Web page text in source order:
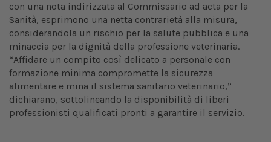
con una nota indirizzata al Commissario ad acta per la
Sanità, esprimono una netta contrarietà alla misura,
considerandola un rischio per la salute pubblica e una
minaccia per la dignità della professione veterinaria.
“Affidare un compito così delicato a personale con
formazione minima compromette la sicurezza
alimentare e mina il sistema sanitario veterinario,”
dichiarano, sottolineando la disponibilità di liberi
professionisti qualificati pronti a garantire il servizio.